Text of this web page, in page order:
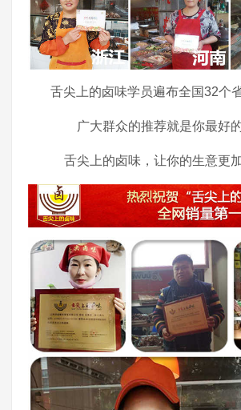
舌尖上的卤味学员遍布全国32个
广大群众的推荐就是你最好的
舌尖上的卤味，让你的生意更